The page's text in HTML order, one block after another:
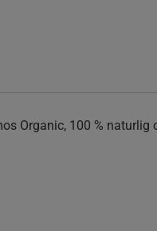
Organic, 100 % naturlig